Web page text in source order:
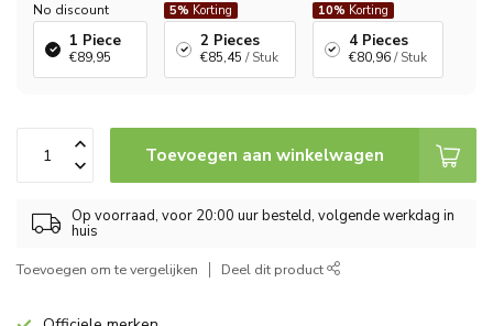
No discount
1 Piece
€89,95
5% Korting
2 Pieces
€85,45 / Stuk
10% Korting
4 Pieces
€80,96 / Stuk
Toevoegen aan winkelwagen
Op voorraad, voor 20:00 uur besteld, volgende werkdag in
huis
Toevoegen om te vergelijken Deel dit product